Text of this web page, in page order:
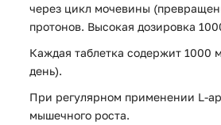
через цикл мочевины
протонов. Высокая дозировка
Каждая таблетка содержит 1000
день).
При регулярном применении L-
мышечного роста.